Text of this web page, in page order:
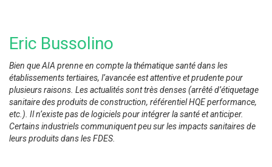
Eric Bussolino
Bien que AIA prenne en compte la thématique santé dans les
établissements tertiaires, l’avancée est attentive et prudente pour
plusieurs raisons. Les actualités sont très denses (arrêté d’étiquetage
sanitaire des produits de construction, référentiel HQE performance,
etc.). Il n’existe pas de logiciels pour intégrer la santé et anticiper.
Certains industriels communiquent peu sur les impacts sanitaires de
leurs produits dans les FDES.